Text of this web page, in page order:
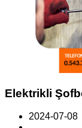
Elektrikli
2024-07-08